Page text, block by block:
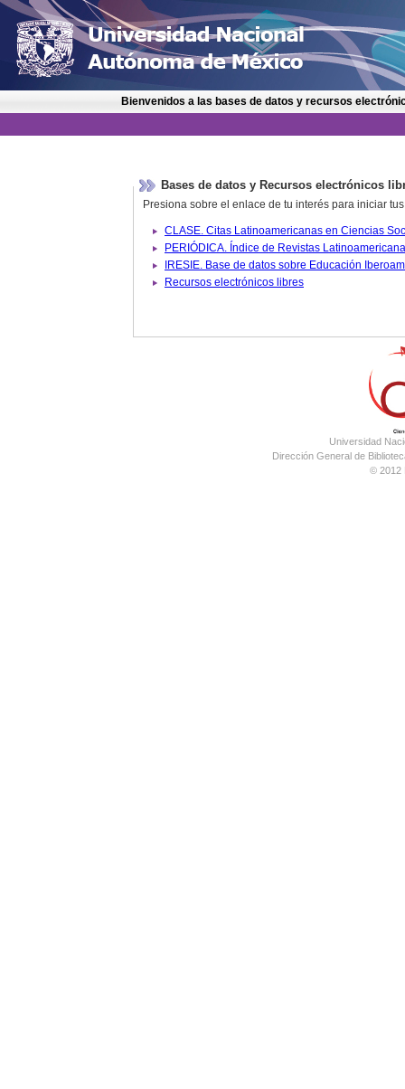
Bienvenidos a las bases de datos y recursos
Bases de datos y Recursos electrónicos
Presiona sobre el enlace de tu interés para iniciar
IRESIE. Base de datos
Recursos electrónicos libres
Universidad
Dirección General de
© 2012